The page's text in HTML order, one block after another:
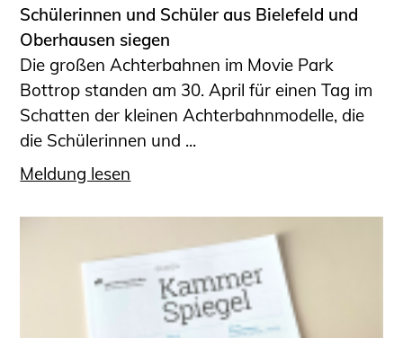
Schülerinnen und Schüler aus Bielefeld und
Oberhausen siegen
Die großen Achterbahnen im Movie Park
Bottrop standen am 30. April für einen Tag im
Schatten der kleinen Achterbahnmodelle, die
die Schülerinnen und ...
Meldung lesen